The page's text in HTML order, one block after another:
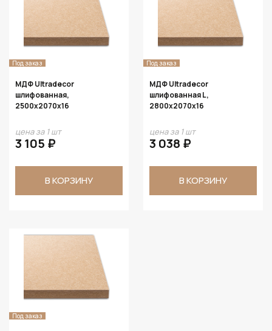
Под заказ
МДФ Ultradecor
шлифованная,
2500х2070х16
цена за 1 шт
3 105 ₽
В КОРЗИНУ
Под заказ
МДФ Ultradecor
шлифованная L,
2800х2070х16
цена за 1 шт
3 038 ₽
В КОРЗИНУ
Под заказ